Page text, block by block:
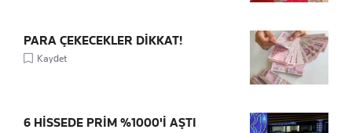
PARA ÇEKECEKLER DİKKAT!
Kaydet
6 HİSSEDE PRİM %1000'İ AŞTI